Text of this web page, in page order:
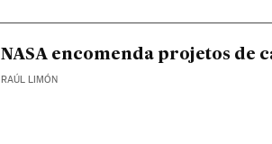
NASA encomenda projetos de
RAÚL LIMÓN